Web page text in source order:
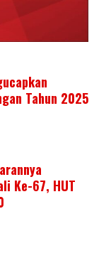
Tahun 2025
Ke-67, HUT